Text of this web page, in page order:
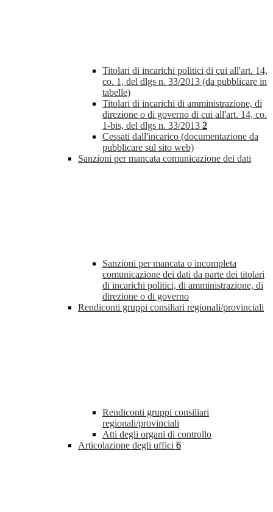
Titolari di incarichi politici di cui all'art. 14,
co. 1, del dlgs n. 33/2013 (da pubblicare in
tabelle)
Titolari di incarichi di amministrazione, di
direzione o di governo di cui all'art. 14, co.
1-bis, del dlgs n. 33/2013 2
Cessati dall'incarico (documentazione da
pubblicare sul sito web)
Sanzioni per mancata comunicazione dei dati
Sanzioni per mancata o incompleta
comunicazione dei dati da parte dei titolari
di incarichi politici, di amministrazione, di
direzione o di governo
Rendiconti gruppi consiliari regionali/provinciali
Rendiconti gruppi consiliari
regionali/provinciali
Atti degli organi di controllo
Articolazione degli uffici 6